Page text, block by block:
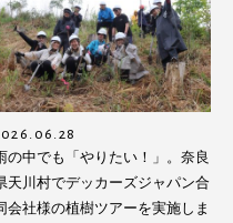
の中でも「やりたい！」。奈良
天川村でデッカーズジャパン合
会社様の植樹ツアーを実施しま